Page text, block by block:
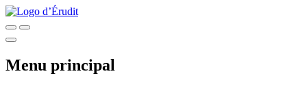
Menu principal